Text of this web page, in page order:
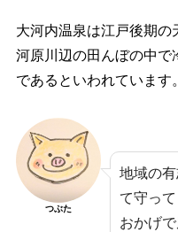
大河内温泉は江戸後期の
河原川辺の田んぼの中で
であるといわれています。
つぶた
地域の
て守って
おかげ